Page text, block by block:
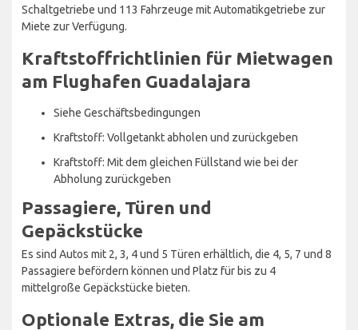
Schaltgetriebe und 113 Fahrzeuge mit Automatikgetriebe zur
Miete zur Verfügung.
Kraftstoffrichtlinien für Mietwagen
am Flughafen Guadalajara
Siehe Geschäftsbedingungen
Kraftstoff: Vollgetankt abholen und zurückgeben
Kraftstoff: Mit dem gleichen Füllstand wie bei der
Abholung zurückgeben
Passagiere, Türen und
Gepäckstücke
Es sind Autos mit 2, 3, 4 und 5 Türen erhältlich, die 4, 5, 7 und 8
Passagiere befördern können und Platz für bis zu 4
mittelgroße Gepäckstücke bieten.
Optionale Extras, die Sie am